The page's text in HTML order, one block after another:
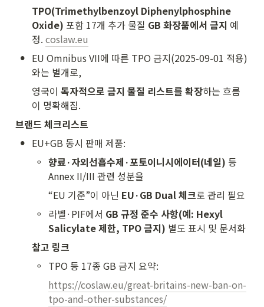
TPO(Trimethylbenzoyl Diphenylphosphine
Oxide) 포함 17개 추가 물질 GB 화장품에서 금지 예
정. coslaw.eu
• EU Omnibus VII에 따른 TPO 금지(2025-09-01 적용)
와는 별개로,
영국이 독자적으로 금지 물질 리스트를 확장하는 흐름
이 명확해짐.
브랜드 체크리스트
• EU+GB 동시 판매 제품:
◦ 향료·자외선흡수제·포토이니시에이터(네일) 등
Annex II/III 관련 성분을
“EU 기준”이 아닌 EU·GB Dual 체크로 관리 필요
◦ 라벨·PIF에서 GB 규정 준수 사항(예: Hexyl
Salicylate 제한, TPO 금지) 별도 표시 및 문서화
참고 링크
◦ TPO 등 17종 GB 금지 요약:
https://coslaw.eu/great-britains-new-ban-on-
tpo-and-other-substances/